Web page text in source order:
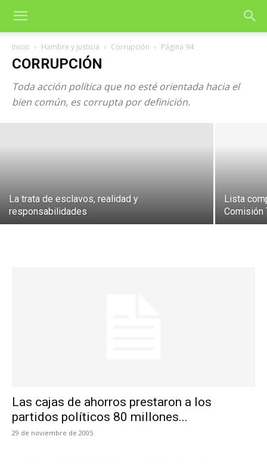
Inicio Hambre y justicia Corrupción Página 94
CORRUPCIÓN
Toda acción política que no esté orientada hacia el
bien común, es corrupta por definición.
Las 48 leyes del poder
29 de enero de 2004
La trata de esclavos, realidad y
responsabilidades
Lista
Comisión
Las cajas de ahorros prestaron a los
partidos políticos 80 millones...
29 de noviembre de 2005